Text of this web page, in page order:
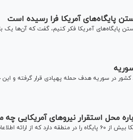
پایگاه‌های آمریکا فرا رسیده است
پایگاه‌های آمریکا فکر کنیم، گفت که آن‌ها
کشور در سوریه هدف حمله پهپادی قرار گرفته و
محل استقرار نیروهای آمریکایی چه
نتایج تحقیقات یک پایگاه تحلیلی نشان می‌دهد که آمریکا بیش از ۶۰ پایگاه را در